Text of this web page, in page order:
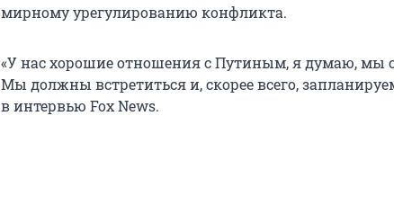
мирному урегулированию конфликта.
«У нас хорошие отношения с Путиным, я думаю, мы
Мы должны встретиться и, скорее всего,
в интервью Fox News.